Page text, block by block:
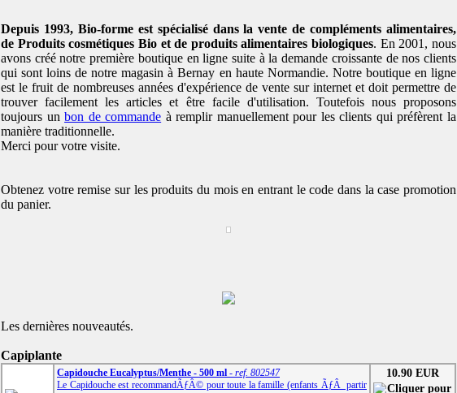
Depuis 1993, Bio-forme est spécialisé dans la vente de compléments alimentaires,
de Produits cosmétiques Bio et de produits alimentaires biologiques. En 2001, nous
avons créé notre première boutique en ligne suite à la demande croissante de nos clients
qui sont loins de notre magasin à Bernay en haute Normandie. Notre boutique en ligne
est le fruit de nombreuses années d'expérience de vente sur internet et doit permettre de
trouver facilement les articles et être facile d'utilisation. Toutefois nous proposons
toujours unbon de commande à remplir manuellement pour les clients qui préfèrent la
manière traditionnelle.
Merci pour votre visite.
Obtenez votre remise sur les produits du mois en entrant le code dans la case promotion
du panier.
Les dernières nouveautés.
Capiplante
Capidouche Eucalyptus/Menthe - 500 ml - ref. 802547
Le Capidouche est recommandÃƒÂ© pour toute la famille (enfants ÃƒÂ partir
10.90 EUR